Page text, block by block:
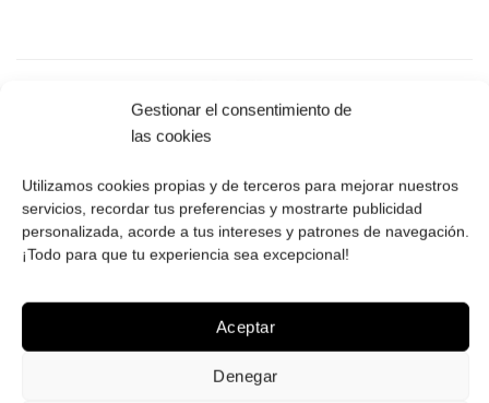
Gestionar el consentimiento de
las cookies
Utilizamos cookies propias y de terceros para mejorar nuestros
servicios, recordar tus preferencias y mostrarte publicidad
personalizada, acorde a tus intereses y patrones de navegación.
¡Todo para que tu experiencia sea excepcional!
Aceptar
Denegar
Tú eliges cómo pagar tus Roberto: Tarjeta, Pay Pal o contra
reembolso.
ENVÍOS GRATIS